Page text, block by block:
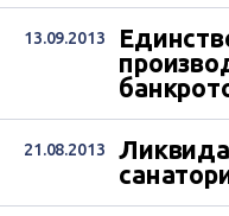
13.09.2013
21.08.2013